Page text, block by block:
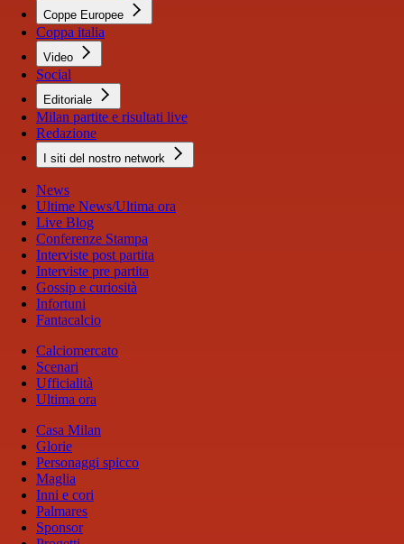
Coppe Europee
Coppa italia
Video
Social
Editoriale
Milan partite e risultati live
Redazione
I siti del nostro network
News
Ultime News/Ultima ora
Live Blog
Conferenze Stampa
Interviste post partita
Interviste pre partita
Gossip e curiosità
Infortuni
Fantacalcio
Calciomercato
Scenari
Ufficialità
Ultima ora
Casa Milan
Glorie
Personaggi spicco
Maglia
Inni e cori
Palmares
Sponsor